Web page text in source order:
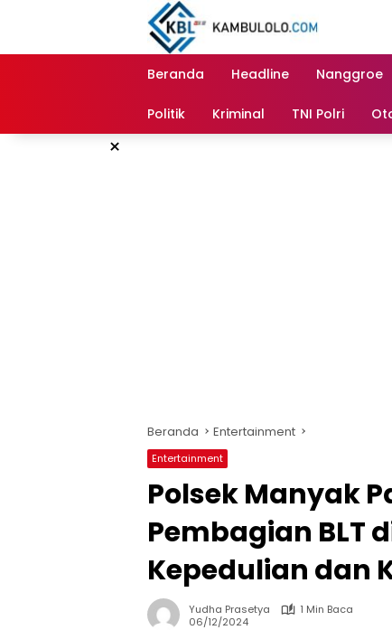
Beranda Headline Nanggroe
Politik Kriminal TNI Polri
×
Beranda Entertainment
Entertainment
Polsek Manyak
Pembagian BLT
Kepedulian dan
Yudha Prasetya
1 Min Baca
06/12/2024